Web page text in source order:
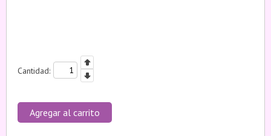
Cantidad:
Agregar al carrito